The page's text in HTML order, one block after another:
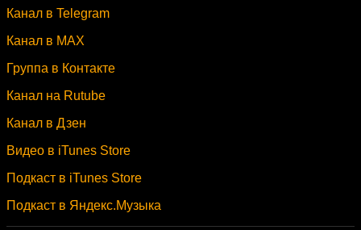
Канал в Telegram
Канал в MAX
Группа в Контакте
Канал на Rutube
Канал в Дзен
Видео в iTunes Store
Подкаст в iTunes Store
Подкаст в Яндекс.Музыка